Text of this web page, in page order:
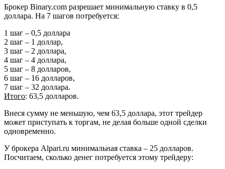
Брокер Binary.com разрешает минимальную ставку в 0,5
доллара. На 7 шагов потребуется:
1 шаг – 0,5 доллара
2 шаг – 1 доллар,
3 шаг – 2 доллара,
4 шаг – 4 доллара,
5 шаг – 8 долларов,
6 шаг – 16 долларов,
7 шаг – 32 доллара.
Итого: 63,5 долларов.
Внеся сумму не меньшую, чем 63,5 доллара, этот трейдер
может приступать к торгам, не делая больше одной сделки
одновременно.
У брокера Alpari.ru минимальная ставка – 25 долларов.
Посчитаем, сколько денег потребуется этому трейдеру: